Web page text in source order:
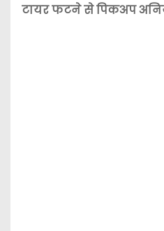
टायर फटने से पिकअप